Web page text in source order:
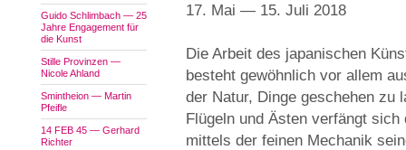
Guido Schlimbach — 25
Jahre Engagement für
die Kunst
Stille Provinzen —
Nicole Ahland
Smintheion — Martin
Pfeifle
14 FEB 45 — Gerhard
Richter
17. Mai — 15. Juli 2018
Die Arbeit des japanischen
besteht gewöhnlich vor allem
der Natur, Dinge geschehen zu
Flügeln und Ästen verfängt
mittels der feinen Mechanik